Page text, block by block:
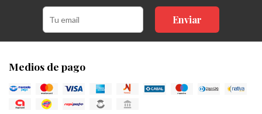
Enviar
Medios de pago